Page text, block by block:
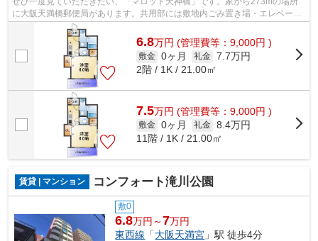
に大阪天満橋郵便局があります。共用部には敷地内ごみ置き場・エレベータ
など様々な設備やサービスが揃っている...
6.8万円 (管理費等：9,000円 )
敷金 0ヶ月 礼金 7.7万円
2階 / 1K / 21.00㎡
7.5万円 (管理費等：9,000円 )
敷金 0ヶ月 礼金 8.4万円
11階 / 1K / 21.00㎡
賃貸 | マンション コンフォート滝川公園
敷0
6.8万円～7万円
東西線 「大阪天満宮 」駅 徒歩4分